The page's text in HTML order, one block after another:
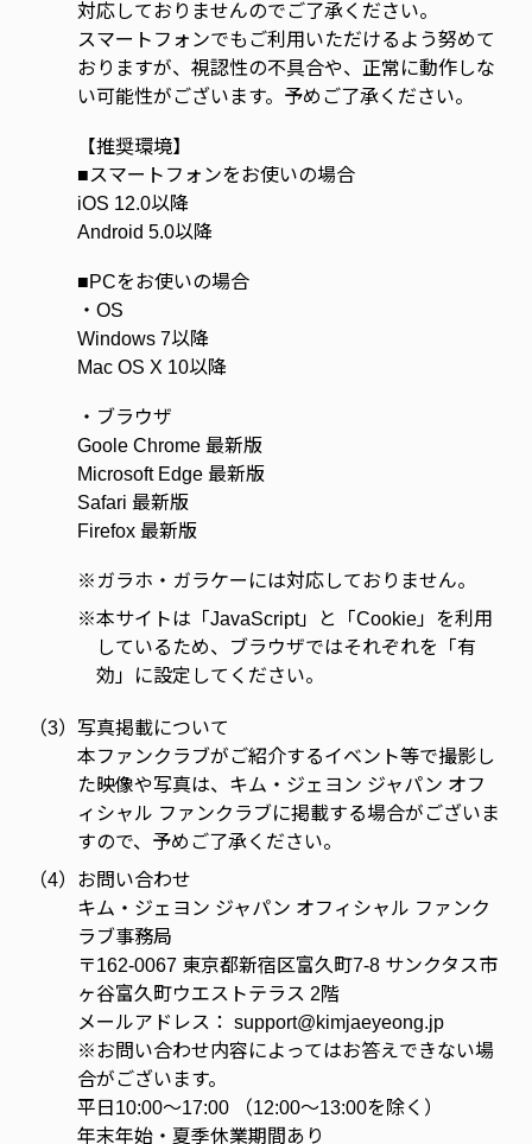
対応しておりませんのでご了承ください。
スマートフォンでもご利用いただけるよう努めて
おりますが、視認性の不具合や、正常に動作しな
い可能性がございます。予めご了承ください。
【推奨環境】
■スマートフォンをお使いの場合
iOS 12.0以降
Android 5.0以降
■PCをお使いの場合
・OS
Windows 7以降
Mac OS X 10以降
・ブラウザ
Goole Chrome 最新版
Microsoft Edge 最新版
Safari 最新版
Firefox 最新版
※ ガラホ・ガラケーには対応しておりません。
※本サイトは「JavaScript」と「Cookie」を利用
しているため、ブラウザではそれぞれを「有
効」に設定してください。
（3） 写真掲載について
本ファンクラブがご紹介するイベント等で撮影し
た映像や写真は、キム・ジェヨン ジャパン オフ
ィシャル ファンクラブに掲載する場合がございま
すので、予めご了承ください。
（4） お問い合わせ
キム・ジェヨン ジャパン オフィシャル ファンク
ラブ事務局
〒162-0067 東京都新宿区富久町7-8 サンクタス市
ヶ谷富久町ウエストテラス 2階
メールアドレス： support@kimjaeyeong.jp
※お問い合わせ内容によってはお答えできない場
合がございます。
平日10:00～17:00 （12:00～13:00を除く）
年末年始・夏季休業期間あり